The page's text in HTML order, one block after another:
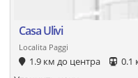
Casa Ulivi
Localita Paggi
1.9 км до центра 0.1